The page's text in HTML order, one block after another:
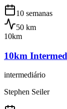
10 semanas
50 km
10km
10km
intermediário
Stephen Seiler